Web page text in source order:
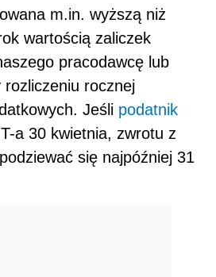
m.in. wyższą niż
wartością zaliczek
pracodawcę lub
rocznej
Jeśli podatnik
a 30 kwietnia, zwrotu z
się najpóźniej 31